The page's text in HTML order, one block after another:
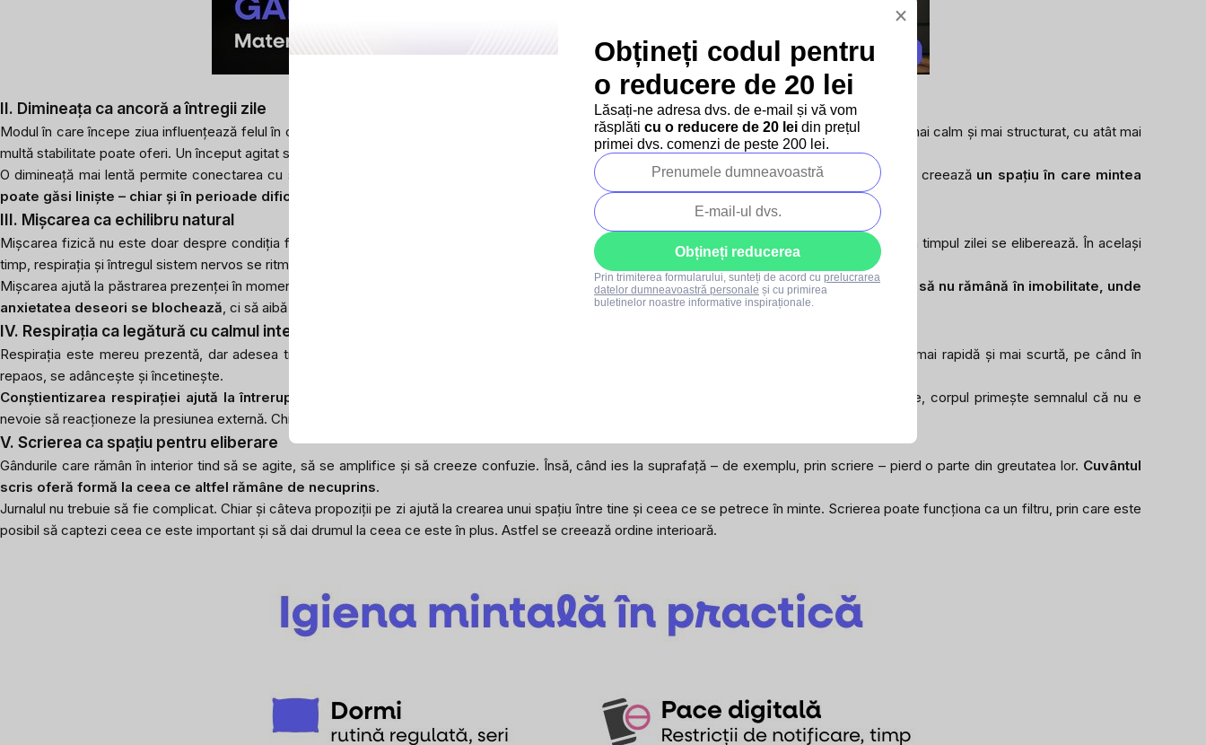
II. Dimineața ca ancoră a întregii zile
Modul în care începe ziua influențează felul în care omul o gestionează. Dimineața este momentul când se stabilește ritmul interior – și cu cât este mai calm și mai structurat, cu atât mai
multă stabilitate poate oferi. Un început agitat sporește, dimpotrivă, tensiunea și susține senzația că trebuie să fii mereu în alertă.
O dimineață mai lentă permite conectarea cu sine chiar înainte ca ziua să prindă viteză. Când se reușește crearea unui ritual simplu și repetitiv, se creează un spațiu în care mintea
poate găsi liniște – chiar și în perioade dificile
III. Mișcarea ca echilibru natural
Mișcarea fizică nu este doar despre condiția fizică. Este o modalitate de a conecta mintea și corpul. Când corpul se mișcă, tensiunea acumulată în timpul zilei se eliberează. În același
timp, respirația și întregul sistem nervos se ritmizează în mod natural.
Mișcarea ajută la păstrarea prezenței în momentul prezent. Nu este vorba despre performanță sau despre un anumit sport. Este important cacorpul să nu rămână în imobilitate, unde
anxietatea deseori se blochează , ci să aibă ocazia să exprime tensiunea și bucuria într-un mod natural.
IV. Respirația ca legătură cu calmul interior
Respirația este mereu prezentă, dar adesea trece neobservată. Totuși, ea reflectă și influențează starea psihică. În perioadele de stres, devine mai rapidă și mai scurtă, pe când în
repaos, se adâncește și încetinește.
Conștientizarea respirației ajută la întreruperea ciclului de grabă și supraîncărcare
. Când atenția se concentrează pe inspirație și expirație, corpul primește semnalul că nu e
nevoie să reacționeze la presiunea externă. Chiar și câteva respirații liniștite pot schimba tonul întregii zile.
V. Scrierea ca spațiu pentru eliberare
Gândurile care rămân în interior tind să se agite, să se amplifice și să creeze confuzie. Însă, când ies la suprafață – de exemplu, prin scriere – pierd o parte din greutatea lor. Cuvântul
scris oferă formă la ceea ce altfel rămâne de necuprins.
Jurnalul nu trebuie să fie complicat. Chiar și câteva propoziții pe zi ajută la crearea unui spațiu între tine și ceea ce se petrece în minte. Scrierea poate funcționa ca un filtru, prin care este
posibil să captezi ceea ce este important și să dai drumul la ceea ce este în plus. Astfel se creează ordine interioară.
×
Obțineți codul pentru
o reducere de 20 lei
Lăsați-ne adresa dvs. de e-mail și vă vom
răsplăti cu o reducere de 20 lei din prețul
primei dvs. comenzi de peste 200 lei.
Obțineți reducerea
Prin trimiterea formularului, sunteți de acord cu prelucrarea
datelor dumneavoastră personale și cu primirea
buletinelor noastre informative inspiraționale.